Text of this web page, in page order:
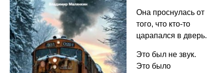
Она проснулась от
того, что кто-то
царапался в дверь.
Это был не звук.
Это было